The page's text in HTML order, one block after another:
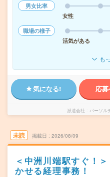
男女比率
女性
職場の様子
活気がある
も
気になる! 応
派遣会社 パーソル
未読 掲載日 2026/08/09
＜中洲川端駅すぐ！
かせる経理事務！